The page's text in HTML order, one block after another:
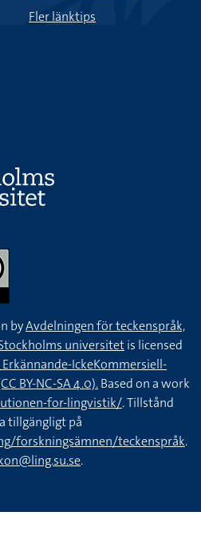
Fler länktips
byAvdelningen för teckenspråk,
universitetis licensed
IckeKommersiell-
BY-NC-SA 4.0).Based on a work
for-lingvistik/. Tillstånd
tillgängligt på
forskningsämnen/teckenspråk.
.